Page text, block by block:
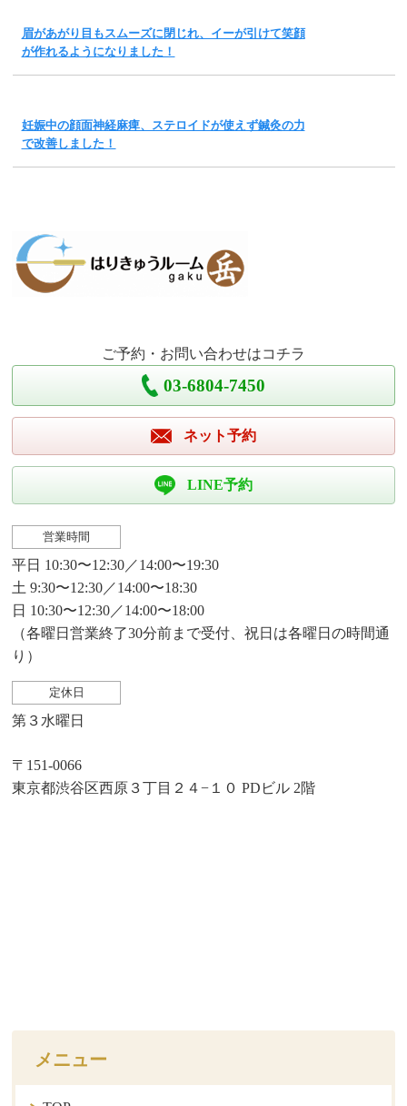
眉があがり目もスムーズに閉じれ、イーが引けて笑顔
が作れるようになりました！
妊娠中の顔面神経麻痺、ステロイドが使えず鍼灸の力
で改善しました！
ご予約・お問い合わせはコチラ
03-6804-7450
ネット予約
LINE予約
営業時間
平日 10:30〜12:30／14:00〜19:30
土 9:30〜12:30／14:00〜18:30
日 10:30〜12:30／14:00〜18:00
（各曜日営業終了30分前まで受付、祝日は各曜日の時間通
り）
定休日
第３水曜日
〒151-0066
東京都渋谷区西原３丁目２４−１０ PDビル 2階
メニュー